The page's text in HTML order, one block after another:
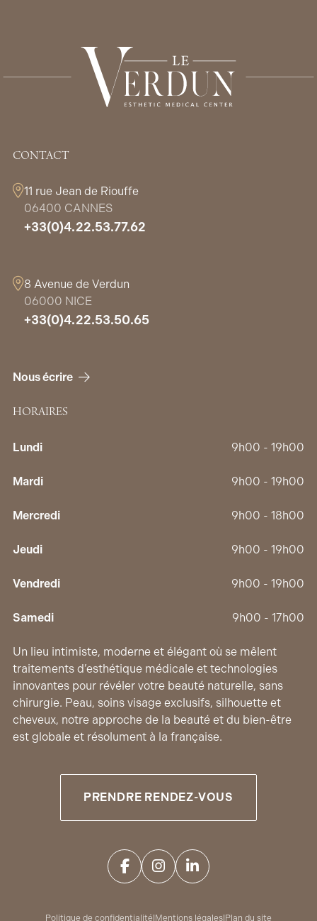
CONTACT
11 rue Jean de Riouffe
06400 CANNES
+33(0)4.22.53.77.62
8 Avenue de Verdun
06000 NICE
+33(0)4.22.53.50.65
Nous écrire
Un lieu intimiste, moderne et élégant où se mêlent
traitements d’esthétique médicale et technologies
innovantes pour révéler votre beauté naturelle, sans
chirurgie. Peau, soins visage exclusifs, silhouette et
cheveux, notre approche de la beauté et du bien-être
est globale et résolument à la française.
PRENDRE RENDEZ-VOUS
HORAIRES
Lundi 9h00 - 19h00
Mardi 9h00 - 19h00
Mercredi 9h00 - 18h00
Jeudi 9h00 - 19h00
Vendredi 9h00 - 19h00
Samedi 9h00 - 17h00
Politique de confidentialité|Mentions légales|Plan du site